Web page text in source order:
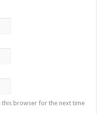
this browser for the next time